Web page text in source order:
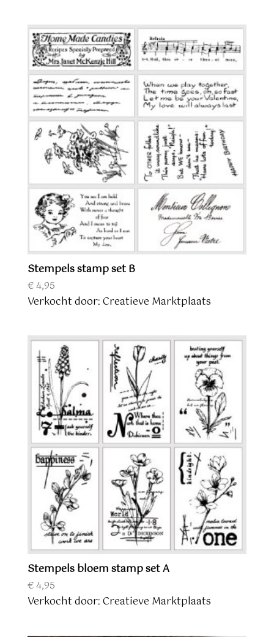
Stempels stamp set B
€4,95
Verkocht door: Creatieve Marktplaats
Stempels bloem stamp set A
€4,95
Verkocht door: Creatieve Marktplaats